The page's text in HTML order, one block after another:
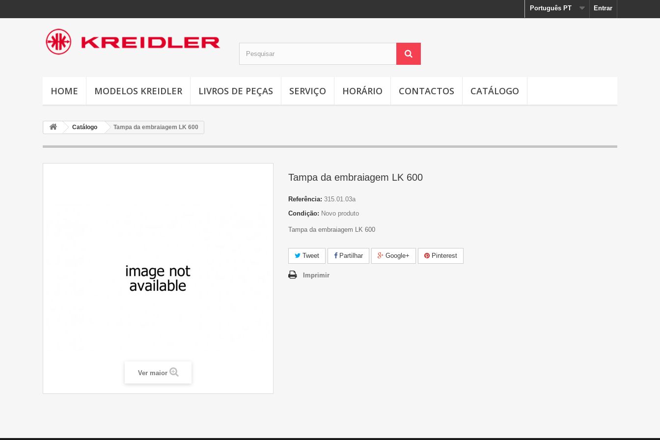
Entrar
Português PT
HOME MODELOS KREIDLER LIVROS DE PEÇAS SERVIÇO HORÁRIO CONTACTOS CATÁLOGO
Catálogo Tampa da embraiagem LK 600
Ver maior
Tampa da embraiagem LK 600
Referência: 315.01.03a
Condição: Novo produto
Tampa da embraiagem LK 600
Tweet Partilhar Google+ Pinterest
Imprimir